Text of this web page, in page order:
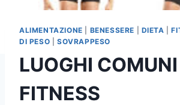
ALIMENTAZIONE BENESSERE DIETA |
DI PESO
SOVRAPPESO
LUOGHI
FITNESS